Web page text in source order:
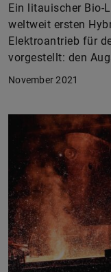
Ein litauischer Bio-
weltweit ersten
Elektroantrieb für
vorgestellt: den
November 2021